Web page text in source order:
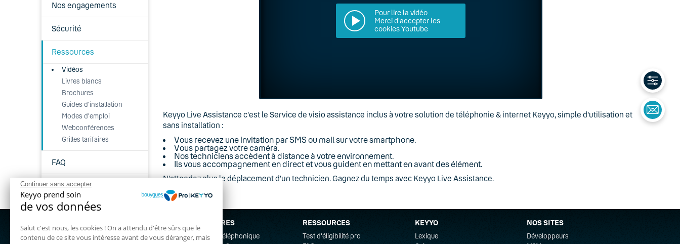
Continuer sans accepter
Keyyo prend soin
de vos données
Salut c'est nous, les cookies ! On a attendu d'être sûrs que le
contenu de ce site vous intéresse avant de vous déranger, mais
Nos engagements
Sécurité
Ressources
Vidéos
Livres blancs
Brochures
Guides d'installation
Modes d'emploi
Webconférences
Grilles tarifaires
FAQ
Témoignages &
références
Keyyo recrute
Pour lire la vidéo
Merci d'accepter les
cookies Youtube
Keyyo Live Assistance c'est le Service de visio assistance inclus à votre solution de téléphonie & internet Keyyo, simple d'utilisation et
sans installation :
Vous recevez une invitation par SMS ou mail sur votre smartphone.
Vous partagez votre caméra.
Nos techniciens accèdent à distance à votre environnement.
Ils vous accompagnement en direct et vous guident en mettant en avant des élément.
N'attendez plus le déplacement d'un technicien. Gagnez du temps avec Keyyo Live Assistance.
NOS OFFRES
Standard téléphonique
RESSOURCES
Test d'éligibilité pro
KEYYO
Lexique
NOS SITES
Développeurs